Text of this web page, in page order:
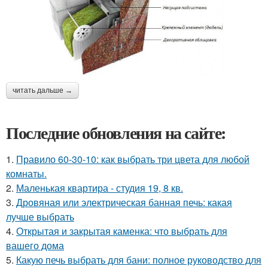
читать дальше →
Последние обновления на сайте:
1. Правило 60-30-10: как выбрать три цвета для любой
комнаты.
2. Маленькая квартира - студия 19, 8 кв.
3. Дровяная или электрическая банная печь: какая
лучше выбрать
4. Открытая и закрытая каменка: что выбрать для
вашего дома
5. Какую печь выбрать для бани: полное руководство для